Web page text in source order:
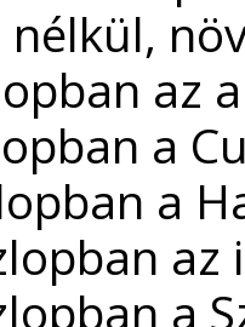
nélkül,
az
a
a
a